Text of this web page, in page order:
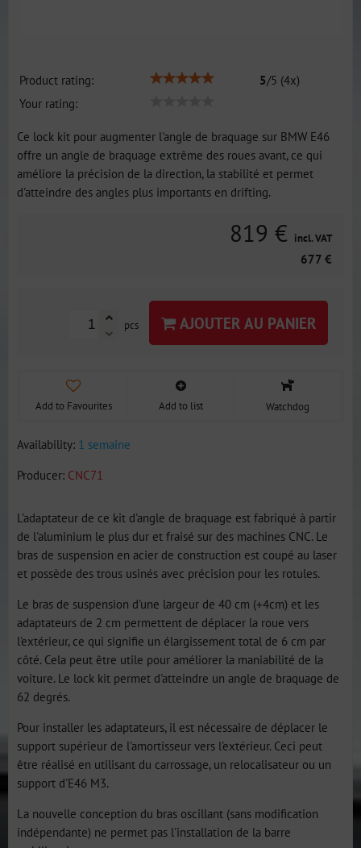
Product rating: 5/5 (4x)
Your rating:
Ce lock kit pour augmenter l'angle de braquage sur BMW E46
offre un angle de braquage extrême des roues avant, ce qui
améliore la précision de la direction, la stabilité et permet
d'atteindre des angles plus importants en drifting.
819 € incl. VAT
677 €
pcs AJOUTER AU PANIER
Add to Favourites Add to list Watchdog
Availability: 1 semaine
Producer: CNC71
L'adaptateur de ce kit d'angle de braquage est fabriqué à partir
de l'aluminium le plus dur et fraisé sur des machines CNC. Le
bras de suspension en acier de construction est coupé au laser
et possède des trous usinés avec précision pour les rotules.
Le bras de suspension d'une largeur de 40 cm (+4cm) et les
adaptateurs de 2 cm permettent de déplacer la roue vers
l'extérieur, ce qui signifie un élargissement total de 6 cm par
côté. Cela peut être utile pour améliorer la maniabilité de la
voiture. Le lock kit permet d'atteindre un angle de braquage de
62 degrés.
Pour installer les adaptateurs, il est nécessaire de déplacer le
support supérieur de l'amortisseur vers l'extérieur. Ceci peut
être réalisé en utilisant du carrossage, un relocalisateur ou un
support d'E46 M3.
La nouvelle conception du bras oscillant (sans modification
indépendante) ne permet pas l'installation de la barre